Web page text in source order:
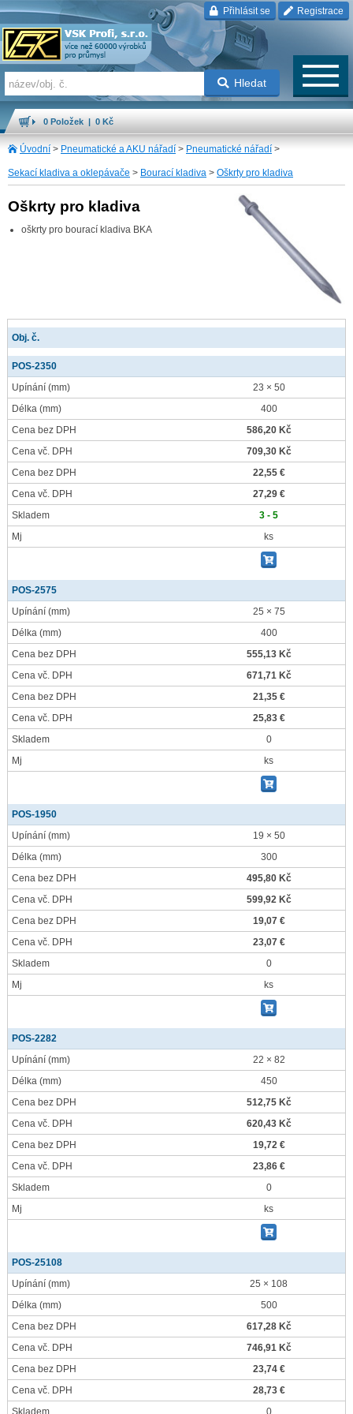
Přihlásit se Registrace
Hledat
0 Položek | 0 Kč
Úvodní > Pneumatické a AKU nářadí > Pneumatické nářadí >
Sekací kladiva a oklepávače > Bourací kladiva > Oškrty pro kladiva
Oškrty pro kladiva
oškrty pro bourací kladiva BKA
Obj. č.
POS-2350
Upínání (mm)
23 × 50
Délka (mm)
400
Cena bez DPH
586,20 Kč
Cena vč. DPH
709,30 Kč
Cena bez DPH
22,55 €
Cena vč. DPH
27,29 €
Skladem
3 - 5
Mj
ks
POS-2575
Upínání (mm)
25 × 75
Délka (mm)
400
Cena bez DPH
555,13 Kč
Cena vč. DPH
671,71 Kč
Cena bez DPH
21,35 €
Cena vč. DPH
25,83 €
Skladem
0
Mj
ks
POS-1950
Upínání (mm)
19 × 50
Délka (mm)
300
Cena bez DPH
495,80 Kč
Cena vč. DPH
599,92 Kč
Cena bez DPH
19,07 €
Cena vč. DPH
23,07 €
Skladem
0
Mj
ks
POS-2282
Upínání (mm)
22 × 82
Délka (mm)
450
Cena bez DPH
512,75 Kč
Cena vč. DPH
620,43 Kč
Cena bez DPH
19,72 €
Cena vč. DPH
23,86 €
Skladem
0
Mj
ks
POS-25108
Upínání (mm)
25 × 108
Délka (mm)
500
Cena bez DPH
617,28 Kč
Cena vč. DPH
746,91 Kč
Cena bez DPH
23,74 €
Cena vč. DPH
28,73 €